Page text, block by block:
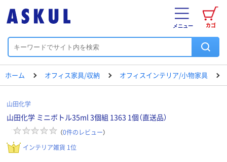
カゴ
メニュー
ホーム オフィス家具/収納 オフィスインテリア/小物家具
山田化学
山田化学 ミニボトル35ml 3個組 1363 1個（直送品）
（0件のレビュー）
インテリア雑貨 1位